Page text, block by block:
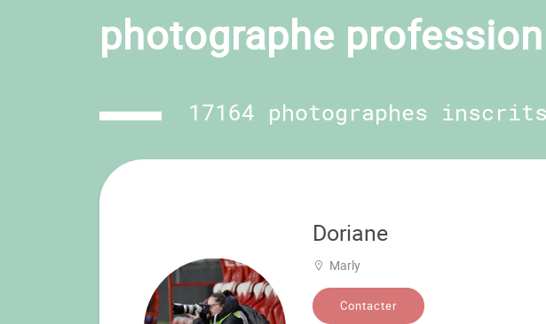
photographe
17164 photographes inscrits
Doriane
Marly
Contacter